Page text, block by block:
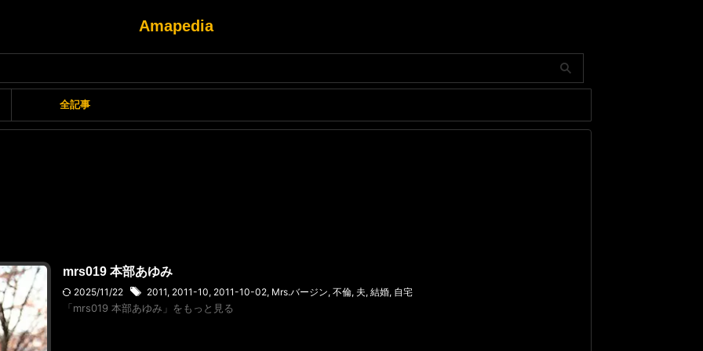
Amapedia
全記事
mrs019 本部あゆみ
2025/11/22 2011, 2011-10, 2011-10-02, Mrs.バージン, 不倫, 夫, 結婚, 自宅
「mrs019 本部あゆみ」をもっと見る